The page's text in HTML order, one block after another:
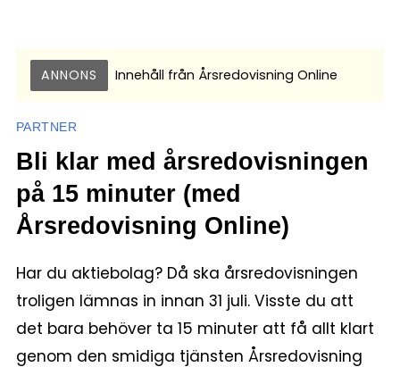
ANNONS Innehåll från Årsredovisning Online
PARTNER
Bli klar med årsredovisningen
på 15 minuter (med
Årsredovisning Online)
Har du aktiebolag? Då ska årsredovisningen
troligen lämnas in innan 31 juli. Visste du att
det bara behöver ta 15 minuter att få allt klart
genom den smidiga tjänsten Årsredovisning